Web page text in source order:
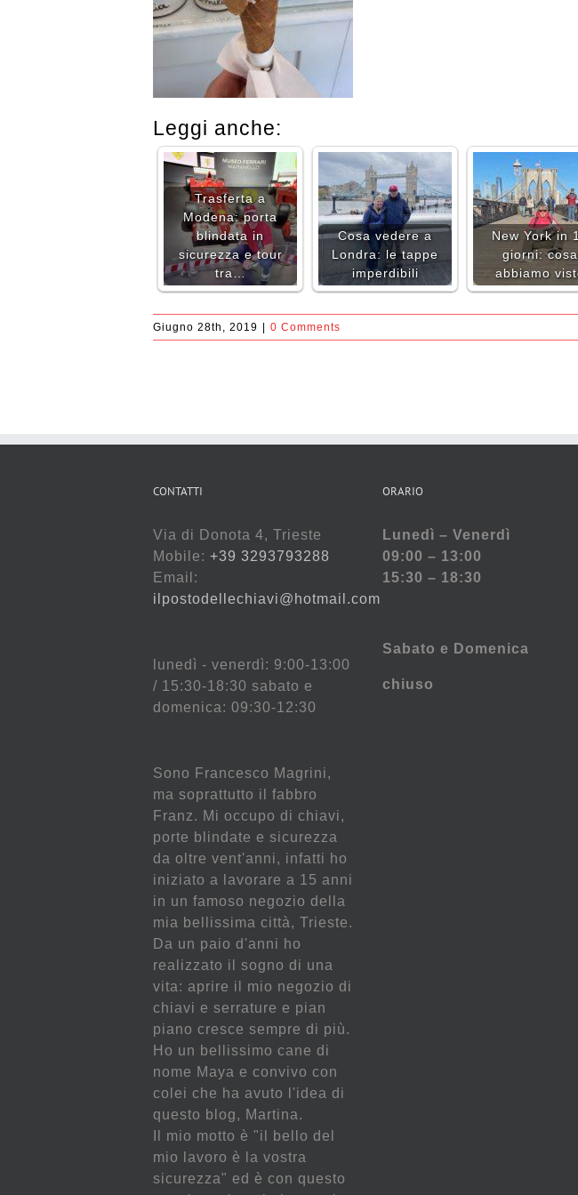
Leggi anche:
Trasferta a
Modena: porta
blindata in
sicurezza e tour
tra…
Cosa vedere a
Londra: le tappe
imperdibili
New York in
giorni: cosa
abbiamo
Giugno 28th, 2019 0 Comments
CONTATTI
Via di Donota 4, Trieste
Mobile: +39 3293793288
Email:
ilpostodellechiavi@hotmail.com
lunedì - venerdì: 9:00-13:00
/ 15:30-18:30 sabato e
domenica: 09:30-12:30
Sono Francesco Magrini,
ma soprattutto il fabbro
Franz. Mi occupo di chiavi,
porte blindate e sicurezza
da oltre vent'anni, infatti ho
iniziato a lavorare a 15 anni
in un famoso negozio della
mia bellissima città, Trieste.
Da un paio d'anni ho
realizzato il sogno di una
vita: aprire il mio negozio di
chiavi e serrature e pian
piano cresce sempre di più.
Ho un bellissimo cane di
nome Maya e convivo con
colei che ha avuto l'idea di
questo blog, Martina.
Il mio motto è "il bello del
mio lavoro è la vostra
sicurezza" ed è con questo
ORARIO
Lunedì – Venerdì
09:00 – 13:00
15:30 – 18:30
Sabato e Domenica
chiuso